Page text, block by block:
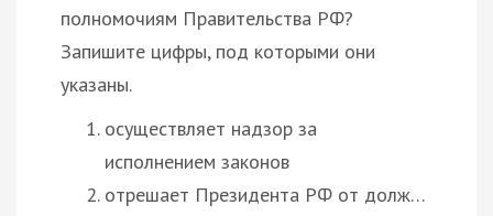
полномочиям Правительства РФ?
Запишите цифры, под которыми они
указаны.
осуществляет надзор за
исполнением законов
отрешает Президента РФ от долж…